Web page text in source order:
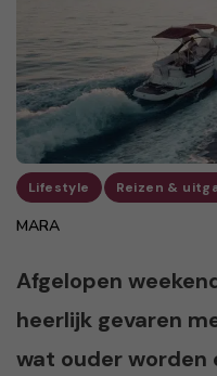
Lifestyle Reizen &
MARA
Afgelopen
heerlijk gevaren
wat ouder worden